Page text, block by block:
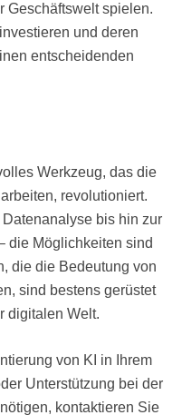
Geschäftswelt spielen.
und deren
entscheidenden
Werkzeug, das die
revolutioniert.
bis hin zur
die Möglichkeiten sind
die die Bedeutung von
sind bestens gerüstet
digitalen Welt.
von KI in Ihrem
Unterstützung bei der
kontaktieren Sie